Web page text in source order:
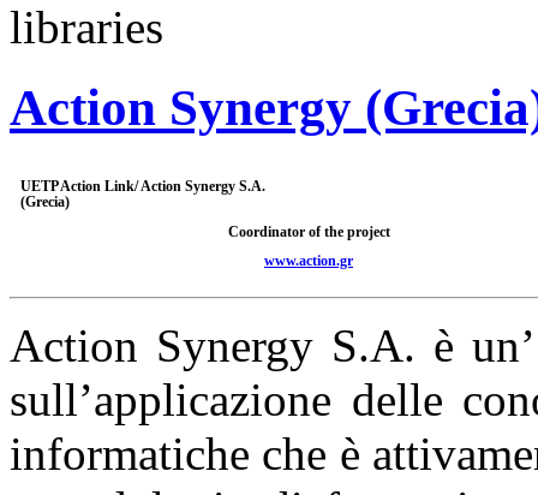
libraries
Action Synergy
UETP Action Link/ Action Synergy S.A.
(Grecia)
Coordinator of the project
www.action.gr
Action Synergy S.A. è
sull’applicazione delle
informatiche che è